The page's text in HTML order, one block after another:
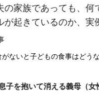
の家族であっても、
が起きているのか、実
がないと子どもの食事はどう
子を抱いて消える義母（女